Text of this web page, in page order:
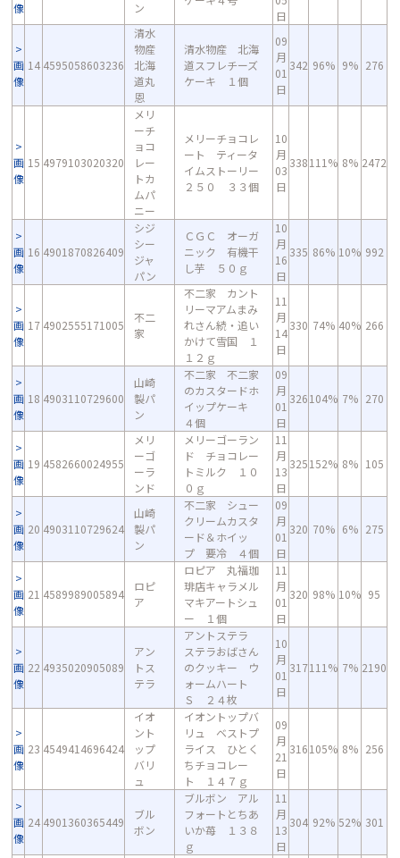
像
ン
日
画
像
14 4595058603236
清水
物産
北海
道丸
恩
清水物産 北海
道スフレチーズ
ケーキ １個
09
月
01
日
342 96% 9% 276
画
像
15 4979103020320
メリ
ーチ
ョコ
レー
トカ
ムパ
ニー
メリーチョコレ
ート ティータ
イムストーリー
２５０ ３３個
10
月
03
日
338111% 8% 2472
画
像
16 4901870826409
シジ
シー
ジャ
パン
ＣＧＣ オーガ
ニック 有機干
し芋 ５０ｇ
10
月
16
日
335 86% 10% 992
画
像
17 4902555171005
不二
家
不二家 カント
リーマアムまみ
れさん続・追い
かけて雪国 １
１２ｇ
11
月
14
日
330 74% 40% 266
画
像
18 4903110729600
山崎
製パ
ン
不二家 不二家
のカスタードホ
イップケーキ
４個
09
月
01
日
326104% 7% 270
画
像
19 4582660024955
メリ
ーゴ
ーラ
ンド
メリーゴーラン
ド チョコレー
トミルク １０
０ｇ
11
月
13
日
325152% 8% 105
画
像
20 4903110729624
山崎
製パ
ン
不二家 シュー
クリームカスタ
ード＆ホイッ
プ 要冷 ４個
09
月
01
日
320 70% 6% 275
画
像
21 4589989005894
ロピ
ア
ロピア 丸福珈
琲店キャラメル
マキアートシュ
ー １個
11
月
01
日
320 98% 10% 95
画
像
22 4935020905089
アン
トス
テラ
アントステラ
ステラおばさん
のクッキー ウ
ォームハート
Ｓ ２４枚
10
月
01
日
317111% 7% 2190
画
像
23 4549414696424
イオ
ント
ップ
バリ
ュ
イオントップバ
リュ ベストプ
ライス ひとく
ちチョコレー
ト １４７ｇ
09
月
21
日
316105% 8% 256
画
像
24 4901360365449
ブル
ボン
ブルボン アル
フォートとちあ
いか苺 １３８
ｇ
11
月
13
日
304 92% 52% 301